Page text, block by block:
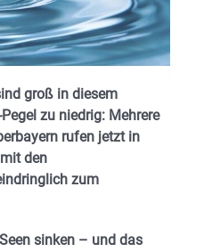
groß in diesem
zu niedrig: Mehrere
rufen jetzt in
den
zum
sinken – und das